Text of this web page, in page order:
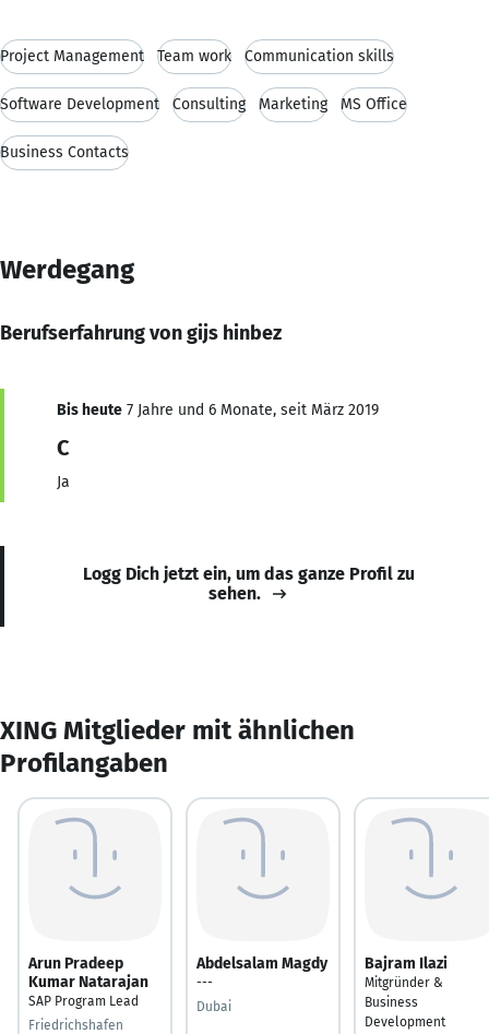
Project Management Team work Communication skills
Software Development Consulting Marketing MS Office
Business Contacts
Werdegang
Berufserfahrung von gijs hinbez
Bis heute 7 Jahre und 6 Monate, seit März 2019
C
Ja
Logg Dich jetzt ein, um das ganze Profil zu
sehen.
XING Mitglieder mit ähnlichen
Profilangaben
Arun Pradeep
Kumar Natarajan
SAP Program Lead
Friedrichshafen
Abdelsalam Magdy
---
Dubai
Bajram Ilazi
Mitgründer &
Business
Development